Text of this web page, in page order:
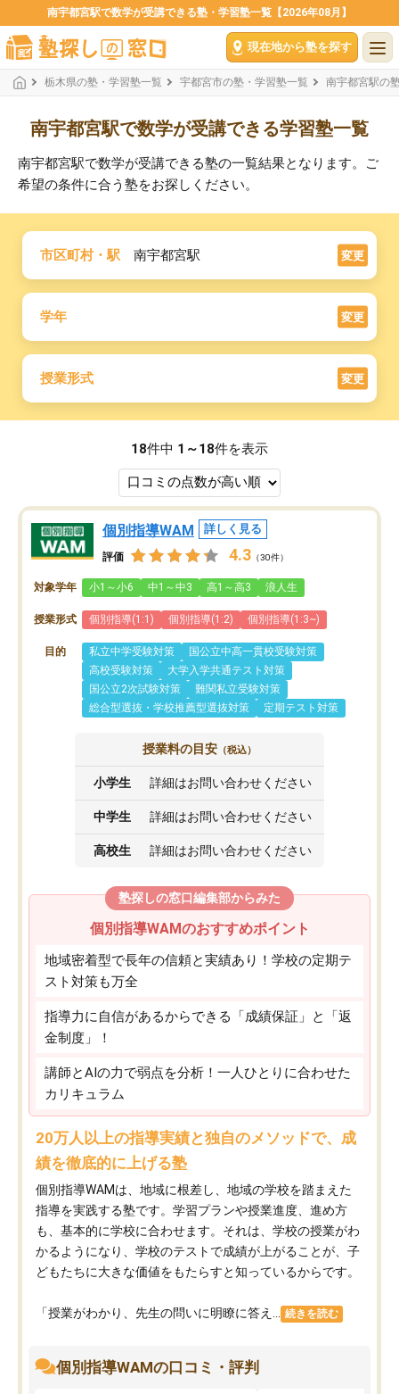
南宇都宮駅で数学が受講できる塾・学習塾一覧【2026年08月】
現在地から塾を探す
栃木県の塾・学習塾一覧 宇都宮市の塾・学習塾一覧 南宇都宮駅の
南宇都宮駅で数学が受講できる学習塾一覧
南宇都宮駅で数学が受講できる塾の一覧結果となります。ご
希望の条件に合う塾をお探しください。
市区町村・駅 南宇都宮駅 変更
学年 変更
授業形式 変更
18件中 1～18件を表示
個別指導WAM 詳しく見る
評価 4.3 （30件）
対象学年 小1～小6 中1～中3 高1～高3 浪人生
授業形式 個別指導(1:1) 個別指導(1:2) 個別指導(1:3~)
目的 私立中学受験対策
国公立中高一貫校受験対策
高校受験対策
大学入学共通テスト対策
国公立2次試験対策
難関私立受験対策
総合型選抜・学校推薦型選抜対策
定期テスト対策
授業料の目安 （税込）
小学生 詳細はお問い合わせください
中学生 詳細はお問い合わせください
高校生 詳細はお問い合わせください
塾探しの窓口編集部からみた
個別指導WAMのおすすめポイント
地域密着型で長年の信頼と実績あり！学校の定期テ
スト対策も万全
指導力に自信があるからできる「成績保証」と「返
金制度」！
講師とAIの力で弱点を分析！一人ひとりに合わせた
カリキュラム
20万人以上の指導実績と独自のメソッドで、成
績を徹底的に上げる塾
個別指導WAMは、地域に根差し、地域の学校を踏まえた
指導を実践する塾です。学習プランや授業進度、進め方
も、基本的に学校に合わせます。それは、学校の授業がわ
かるようになり、学校のテストで成績が上がることが、子
どもたちに大きな価値をもたらすと知っているからです。
「授業がわかり、先生の問いに明瞭に答え... 続きを読む
個別指導WAMの口コミ・評判